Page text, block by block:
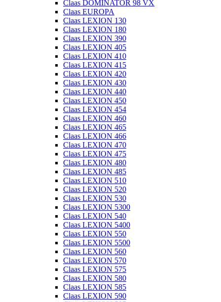
Claas DOMINATOR 98 VX
Claas EUROPA
Claas LEXION 130
Claas LEXION 180
Claas LEXION 390
Claas LEXION 405
Claas LEXION 410
Claas LEXION 415
Claas LEXION 420
Claas LEXION 430
Claas LEXION 440
Claas LEXION 450
Claas LEXION 454
Claas LEXION 460
Claas LEXION 465
Claas LEXION 466
Claas LEXION 470
Claas LEXION 475
Claas LEXION 480
Claas LEXION 485
Claas LEXION 510
Claas LEXION 520
Claas LEXION 530
Claas LEXION 5300
Claas LEXION 540
Claas LEXION 5400
Claas LEXION 550
Claas LEXION 5500
Claas LEXION 560
Claas LEXION 570
Claas LEXION 575
Claas LEXION 580
Claas LEXION 585
Claas LEXION 590